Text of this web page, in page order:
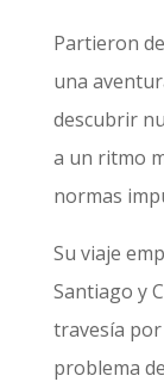
Partieron
una
descubrir
a un ritmo
normas
Su viaje
Santiago y
travesía
problema